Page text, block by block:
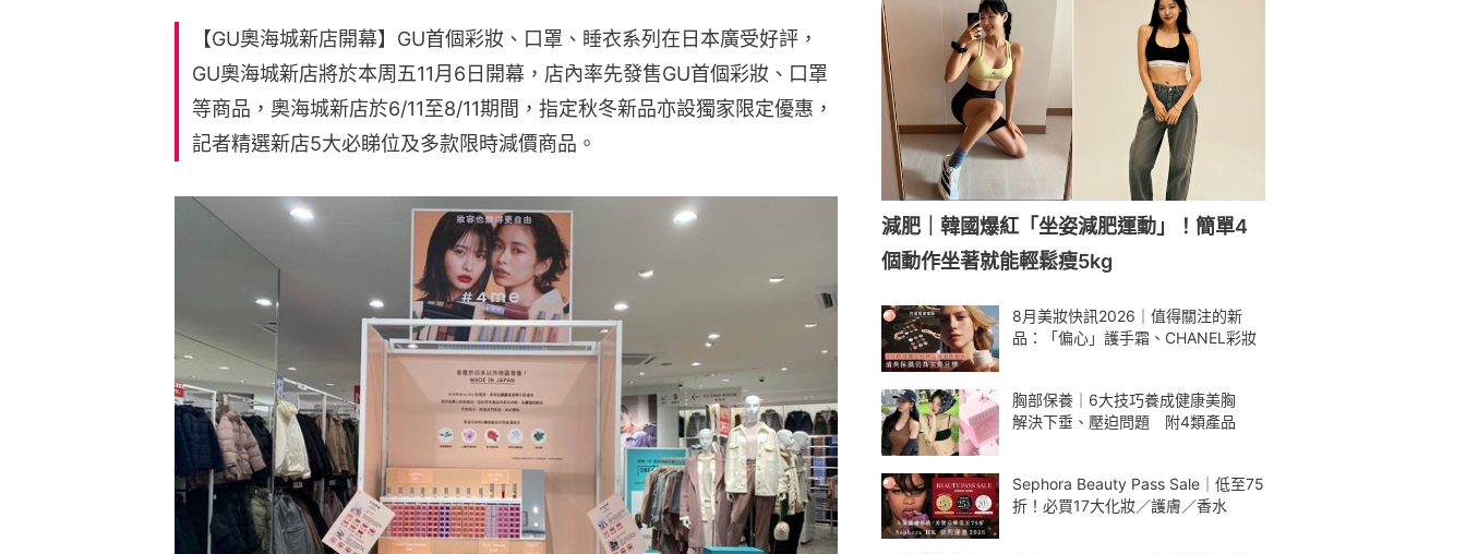
【GU奧海城新店開幕】GU首個彩妝、口罩、睡衣系列在日本廣受好評，
GU奧海城新店將於本周五11月6日開幕，店內率先發售GU首個彩妝、口罩
等商品，奧海城新店於6/11至8/11期間，指定秋冬新品亦設獨家限定優惠，
記者精選新店5大必睇位及多款限時減價商品。
減肥｜韓國爆紅「坐姿減肥運動」！簡單4
個動作坐著就能輕鬆瘦5kg
8月美妝快訊2026｜值得關注的新
品：「偏心」護手霜、CHANEL彩妝
胸部保養｜6大技巧養成健康美胸
解決下垂、壓迫問題 附4類產品
Sephora Beauty Pass Sale｜低至75
折！必買17大化妝／護膚／香水